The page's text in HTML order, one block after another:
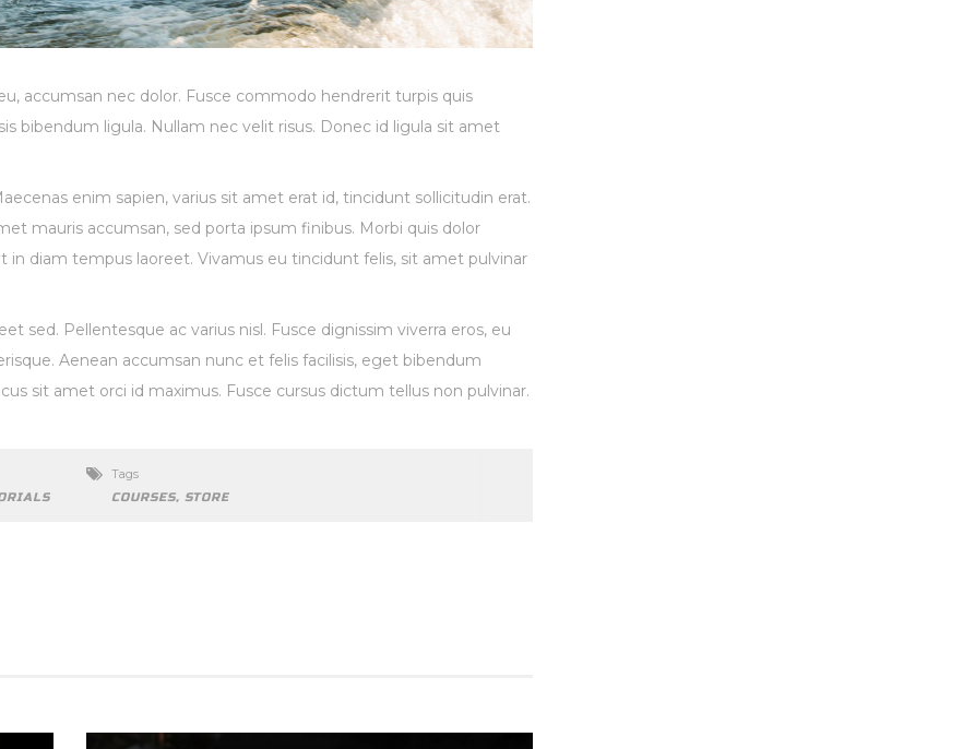
accumsan nec dolor. Fusce commodo hendrerit turpis quis
bibendum ligula. Nullam nec velit risus. Donec id ligula sit amet
enim sapien, varius sit amet erat id, tincidunt sollicitudin erat.
mauris accumsan, sed porta ipsum finibus. Morbi quis dolor
in diam tempus laoreet. Vivamus eu tincidunt felis, sit amet pulvinar
sed. Pellentesque ac varius nisl. Fusce dignissim viverra eros, eu
Aenean accumsan nunc et felis facilisis, eget bibendum
sit amet orci id maximus. Fusce cursus dictum tellus non pulvinar.
Tags
COURSES, STORE